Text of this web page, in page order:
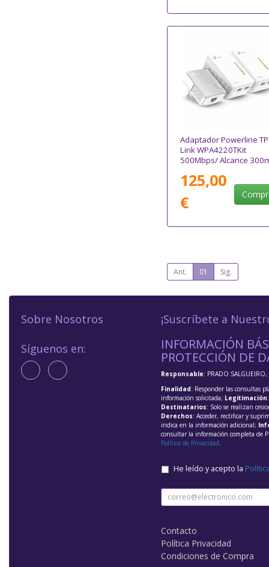
Adaptador Powerline
Link WPA4220TKit
500Mbps/ Alcance
125,00
€
Ant. 01 Sig.
Sobre Nosotros
Síguenos en:
¡Suscríbete a
INFORMACIÓN
PROTECCIÓN DE
Responsable: PRADO SALGUEIRO,
Finalidad: Responder las consultas
información solicitada; Legitimación
Destinatarios: Solo se realizan
Derechos: Acceder, rectificar y
indica en la información adicional;
consultar la información completa de
Política de Privacidad
He leído y acepto la
Contacto
Política Privacidad
Condiciones de Compra